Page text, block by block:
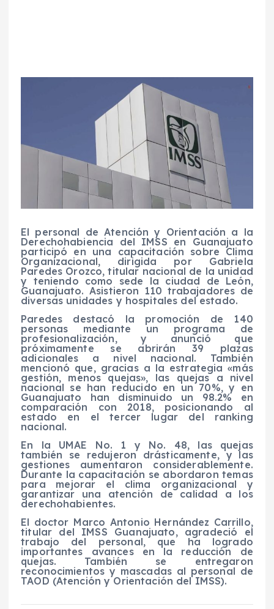
El personal de Atención y Orientación a la
Derechohabiencia del IMSS en Guanajuato
participó en una capacitación sobre Clima
Organizacional, dirigida por Gabriela
Paredes Orozco, titular nacional de la unidad
y teniendo como sede la ciudad de León,
Guanajuato. Asistieron 110 trabajadores de
diversas unidades y hospitales del estado.
Paredes destacó la promoción de 140
personas mediante un programa de
profesionalización, y anunció que
próximamente se abrirán 39 plazas
adicionales a nivel nacional. También
mencionó que, gracias a la estrategia «más
gestión, menos quejas», las quejas a nivel
nacional se han reducido en un 70%, y en
Guanajuato han disminuido un 98.2% en
comparación con 2018, posicionando al
estado en el tercer lugar del ranking
nacional.
En la UMAE No. 1 y No. 48, las quejas
también se redujeron drásticamente, y las
gestiones aumentaron considerablemente.
Durante la capacitación se abordaron temas
para mejorar el clima organizacional y
garantizar una atención de calidad a los
derechohabientes.
El doctor Marco Antonio Hernández Carrillo,
titular del IMSS Guanajuato, agradeció el
trabajo del personal, que ha logrado
importantes avances en la reducción de
quejas. También se entregaron
reconocimientos y mascadas al personal de
TAOD (Atención y Orientación del IMSS).